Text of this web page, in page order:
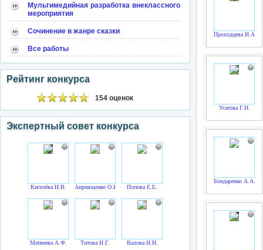
Мультимедийная разработка внеклассного
мероприятия
Сочинение в жанре сказки
Все работы
Рейтинг конкурса
154 оценок
Экспертный совет конкурса
Киселёва Н.В. Анриященко О.И. Попова Е.Е.
Матвеева А.Ф. Титова Н.Г. Валова Н.Н.
Проходцева И.А.
Усатова Г.Н.
Бондаренко А.А.